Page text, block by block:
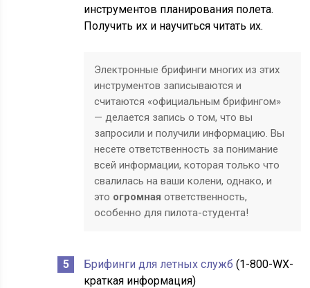
инструментов планирования полета.
Получить их и научиться читать их.
Электронные брифинги многих из этих
инструментов записываются и
считаются «официальным брифингом»
— делается запись о том, что вы
запросили и получили информацию. Вы
несете ответственность за понимание
всей информации, которая только что
свалилась на ваши колени, однако, и
это огромнаяответственность,
особенно для пилота-студента!
Брифинги для летных служб(1-800-WX-
краткая информация)